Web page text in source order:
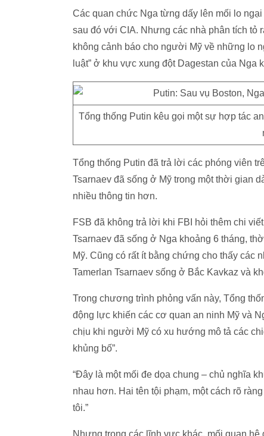
Các quan chức Nga từng dấy lên mối lo
sau đó với CIA. Nhưng các nhà phân tích
không cảnh báo cho người Mỹ về những lo
luật” ở khu vực xung đột Dagestan của Nga
Tổng thống Putin kêu gọi một sự hợp tác
Tổng thống Putin đã trả lời các phóng viên
Tsarnaev đã sống ở Mỹ trong một thời gian
nhiều thông tin hơn.
FSB đã không trả lời khi FBI hỏi thêm chi
Tsarnaev đã sống ở Nga khoảng 6 tháng,
Mỹ. Cũng có rất ít bằng chứng cho thấy các
Tamerlan Tsarnaev sống ở Bắc Kavkaz và
Trong chương trình phỏng vấn này, Tổng
động lực khiến các cơ quan an ninh Mỹ và
chịu khi người Mỹ có xu hướng mô tả các
khủng bố”.
“Đây là một mối đe dọa chung – chủ nghĩa
nhau hơn. Hai tên tội phạm, một cách rõ
tôi.”
Nhưng trong các lĩnh vực khác, mối quan